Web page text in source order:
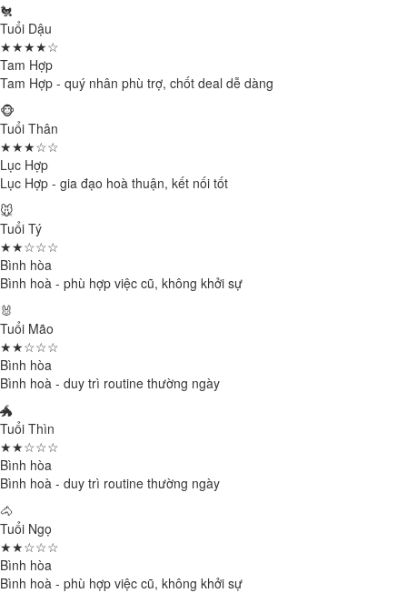
🐔
Tuổi Dậu
★★★★☆
Tam Hợp
Tam Hợp - quý nhân phù trợ, chốt deal dễ dàng
🐵
Tuổi Thân
★★★☆☆
Lục Hợp
Lục Hợp - gia đạo hoà thuận, kết nối tốt
🐭
Tuổi Tý
★★☆☆☆
Bình hòa
Bình hoà - phù hợp việc cũ, không khởi sự
🐰
Tuổi Mão
★★☆☆☆
Bình hòa
Bình hoà - duy trì routine thường ngày
🐲
Tuổi Thìn
★★☆☆☆
Bình hòa
Bình hoà - duy trì routine thường ngày
🐴
Tuổi Ngọ
★★☆☆☆
Bình hòa
Bình hoà - phù hợp việc cũ, không khởi sự